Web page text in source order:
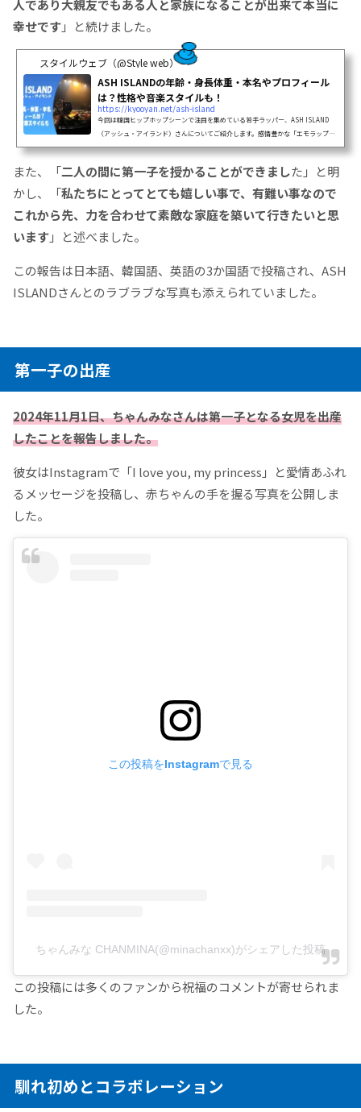
人であり大親友でもある人と家族になることが出来て本当に
幸せです」と続けました。
スタイルウェブ（@Style web）
ASH ISLANDの年齢・身長体重・本名やプロフィール
は？性格や音楽スタイルも！
https://kyooyan.net/ash-island
今回は韓国ヒップホップシーンで注目を集めている若手ラッパー、ASH ISLAND
（アッシュ・アイランド）さんについてご紹介します。感情豊かな「エモラップ」
で多くのファンを魅了している彼のプロフィールや音楽活動について詳しく見てい
ル...
また、「二人の間に第一子を授かることができました」と明
かし、「私たちにとってとても嬉しい事で、有難い事なので
これから先、力を合わせて素敵な家庭を築いて行きたいと思
います」と述べました。
この報告は日本語、韓国語、英語の3か国語で投稿され、ASH
ISLANDさんとのラブラブな写真も添えられていました。​
第一子の出産
2024年11月1日、ちゃんみなさんは第一子となる女児を出産
したことを報告しました。
彼女はInstagramで「I love you, my princess」と愛情あふれ
るメッセージを投稿し、赤ちゃんの手を握る写真を公開しま
した。​
この投稿をInstagramで見る
ちゃんみな CHANMINA(@minachanxx)がシェアした投稿
この投稿には多くのファンから祝福のコメントが寄せられま
した。​
馴れ初めとコラボレーション